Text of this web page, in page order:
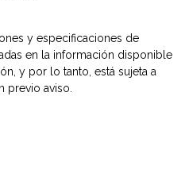
y especificaciones de
en la información disponible
y por lo tanto, está sujeta a
previo aviso.